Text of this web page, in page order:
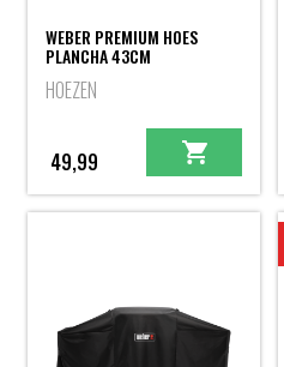
WEBER PREMIUM HOES
PLANCHA 43CM
HOEZEN
49,99